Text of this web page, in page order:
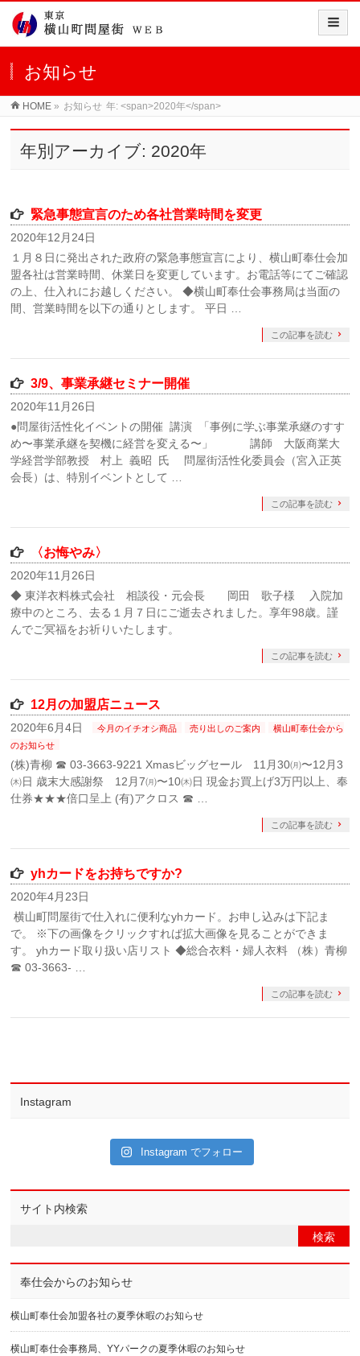
お知らせ
HOME » お知らせ 年: <span>2020年</span>
年別アーカイブ: 2020年
緊急事態宣言のため各社営業時間を変更
2020年12月24日
１月８日に発出された政府の緊急事態宣言により、横山町奉仕会加
盟各社は営業時間、休業日を変更しています。お電話等にてご確認
の上、仕入れにお越しください。 ◆横山町奉仕会事務局は当面の
間、営業時間を以下の通りとします。 平日 …
この記事を読む
3/9、事業承継セミナー開催
2020年11月26日
●問屋街活性化イベントの開催 講演 「事例に学ぶ事業承継のすす
め〜事業承継を契機に経営を変える〜」 講師 大阪商業大
学経営学部教授 村上 義昭 氏 問屋街活性化委員会（宮入正英
会長）は、特別イベントとして …
この記事を読む
〈お悔やみ〉
2020年11月26日
◆ 東洋衣料株式会社 相談役・元会長 岡田 歌子様 入院加
療中のところ、去る１月７日にご逝去されました。享年98歳。謹
んでご冥福をお祈りいたします。
この記事を読む
12月の加盟店ニュース
2020年6月4日 今月のイチオシ商品 売り出しのご案内
横山町奉仕会から
のお知らせ
(株)青柳 ☎ 03-3663-9221 Xmasビッグセール 11月30㈪〜12月3
㈭日 歳末大感謝祭 12月7㈪〜10㈭日 現金お買上げ3万円以上、奉
仕券★★★倍口呈上 (有)アクロス ☎ …
この記事を読む
yhカードをお持ちですか?
2020年4月23日
横山町問屋街で仕入れに便利なyhカード。お申し込みは下記ま
で。 ※下の画像をクリックすれば拡大画像を見ることができま
す。 yhカード取り扱い店リスト ◆総合衣料・婦人衣料 （株）青柳
☎ 03-3663- …
この記事を読む
Instagram
Instagram でフォロー
サイト内検索
奉仕会からのお知らせ
横山町奉仕会加盟各社の夏季休暇のお知らせ
横山町奉仕会事務局、YYパークの夏季休暇のお知らせ